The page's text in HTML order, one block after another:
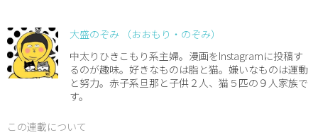
大盛のぞみ （おおもり・のぞみ）
中太りひきこもり系主婦。漫画をInstagramに投稿す
るのが趣味。好きなものは脂と猫。嫌いなものは運動
と努力。赤子系旦那と子供２人、猫５匹の９人家族で
す。
この連載について